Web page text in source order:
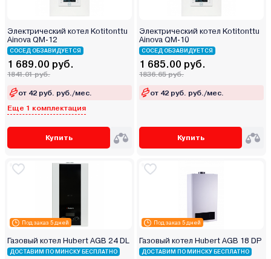
Электрический котел Kotitonttu
Ainova QM-12
СОСЕД ОБЗАВИДУЕТСЯ
1 689.00 руб.
1841.01 руб.
от 42 руб. руб./мес.
Еще 1 комплектация
Купить
Электрический котел Kotitonttu
Ainova QM-10
СОСЕД ОБЗАВИДУЕТСЯ
1 685.00 руб.
1836.65 руб.
от 42 руб. руб./мес.
Купить
Под заказ 5 дней
Газовый котел Hubert AGB 24 DL
ДОСТАВИМ ПО МИНСКУ БЕСПЛАТНО
Под заказ 5 дней
Газовый котел Hubert AGB 18 DP
ДОСТАВИМ ПО МИНСКУ БЕСПЛАТНО